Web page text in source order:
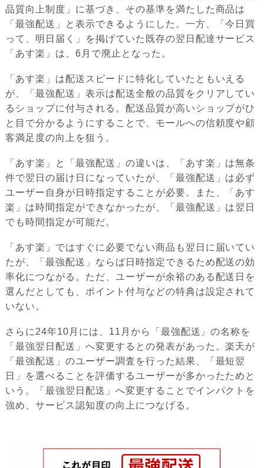
品質向上制度」に基づき、その基準を満たした商品は
「最強配送」と表示できるようにした。一方、「今日買
って、明日届く」を掲げていた既存の翌日配達サービス
「あす楽」は、6月で廃止となった。
「あす楽」は配送スピードに特化していたともいえる
が、「最強配送」表示は配送全般の品質をクリアしてい
るショップに付与される。配送品質が高いショップがひ
と目で分かるようにすることで、モールへの信頼度や顧
客満足度の向上を狙う。
「あす楽」と「最強配送」の違いは、「あす楽」は無条
件で翌日の届け日になっていたが、「最強配送」は必ず
ユーザー自身が日時指定することが必要。また、「あす
楽」は時間指定ができなかったが、「最強配送」は翌日
でも時間指定が可能だ。
「あす楽」ではすぐに必要でない商品も翌日に届いてい
たが、「最強配送」ならば日時指定できるため配送の効
率化につながる。ただ、ユーザーが余裕のある配送日を
選んだとしても、ポイント付与などの特典は設定されて
いない。
さらに24年10月には、11月から「最強配送」の名称を
「最強翌日配送」へ変更するとの発表があった。楽天が
「最強配送」のユーザー調査を行った結果、「最短翌
日」を選べることを評価するユーザーが多かったためと
いう。「最強翌日配送」へ変更することでインパクトを
強め、サービス認知度の向上につなげる。